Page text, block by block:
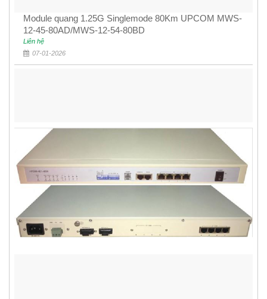
Module quang 1.25G Singlemode 80Km UPCOM MWS-
12-45-80AD/MWS-12-54-80BD
Liên hệ
07-01-2026